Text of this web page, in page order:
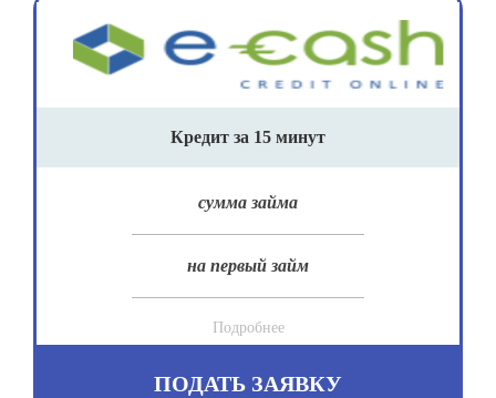
Кредит за 15 минут
сумма займа
на первый займ
Подробнее
ПОДАТЬ ЗАЯВКУ